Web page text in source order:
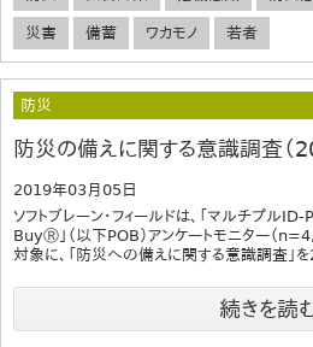
災害 備蓄 ワカモノ 若者
防災
防災の備えに関する意識調査（
2019年03月05日
ソフトブレーン・フィールドは、「マルチプ
BuyⓇ」（以下POB）アンケートモニター（
対象に、「防災への備えに関する意識調査」
続きを読